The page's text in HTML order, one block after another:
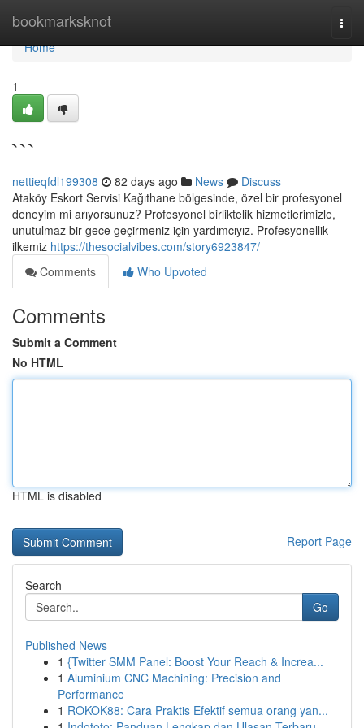
bookmarksknot
Home
Home
1
```
nettieqfdl199308 82 days ago News
Discuss
Ataköy Eskort Servisi Kağıthane bölgesinde, özel bir profesyonel
deneyim mi arıyorsunuz? Profesyonel birliktelik hizmetlerimizle,
unutulmaz bir gece geçirmeniz için yardımcıyız. Profesyonellik
ilkemiz https://thesocialvibes.com/story6923847/
Comments
Who Upvoted
Comments
Submit a Comment
No HTML
HTML is disabled
Report Page
Search
Go
Published News
1 {Twitter SMM Panel: Boost Your Reach & Increa...
1 Aluminium CNC Machining: Precision and
Performance
1 ROKOK88: Cara Praktis Efektif semua orang yan...